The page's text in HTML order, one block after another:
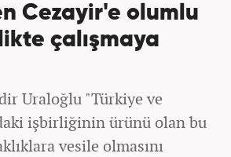
Cezayir'e olumlu
çalışmaya
Uraloğlu "Türkiye ve
işbirliğinin ürünü olan bu
vesile olmasını